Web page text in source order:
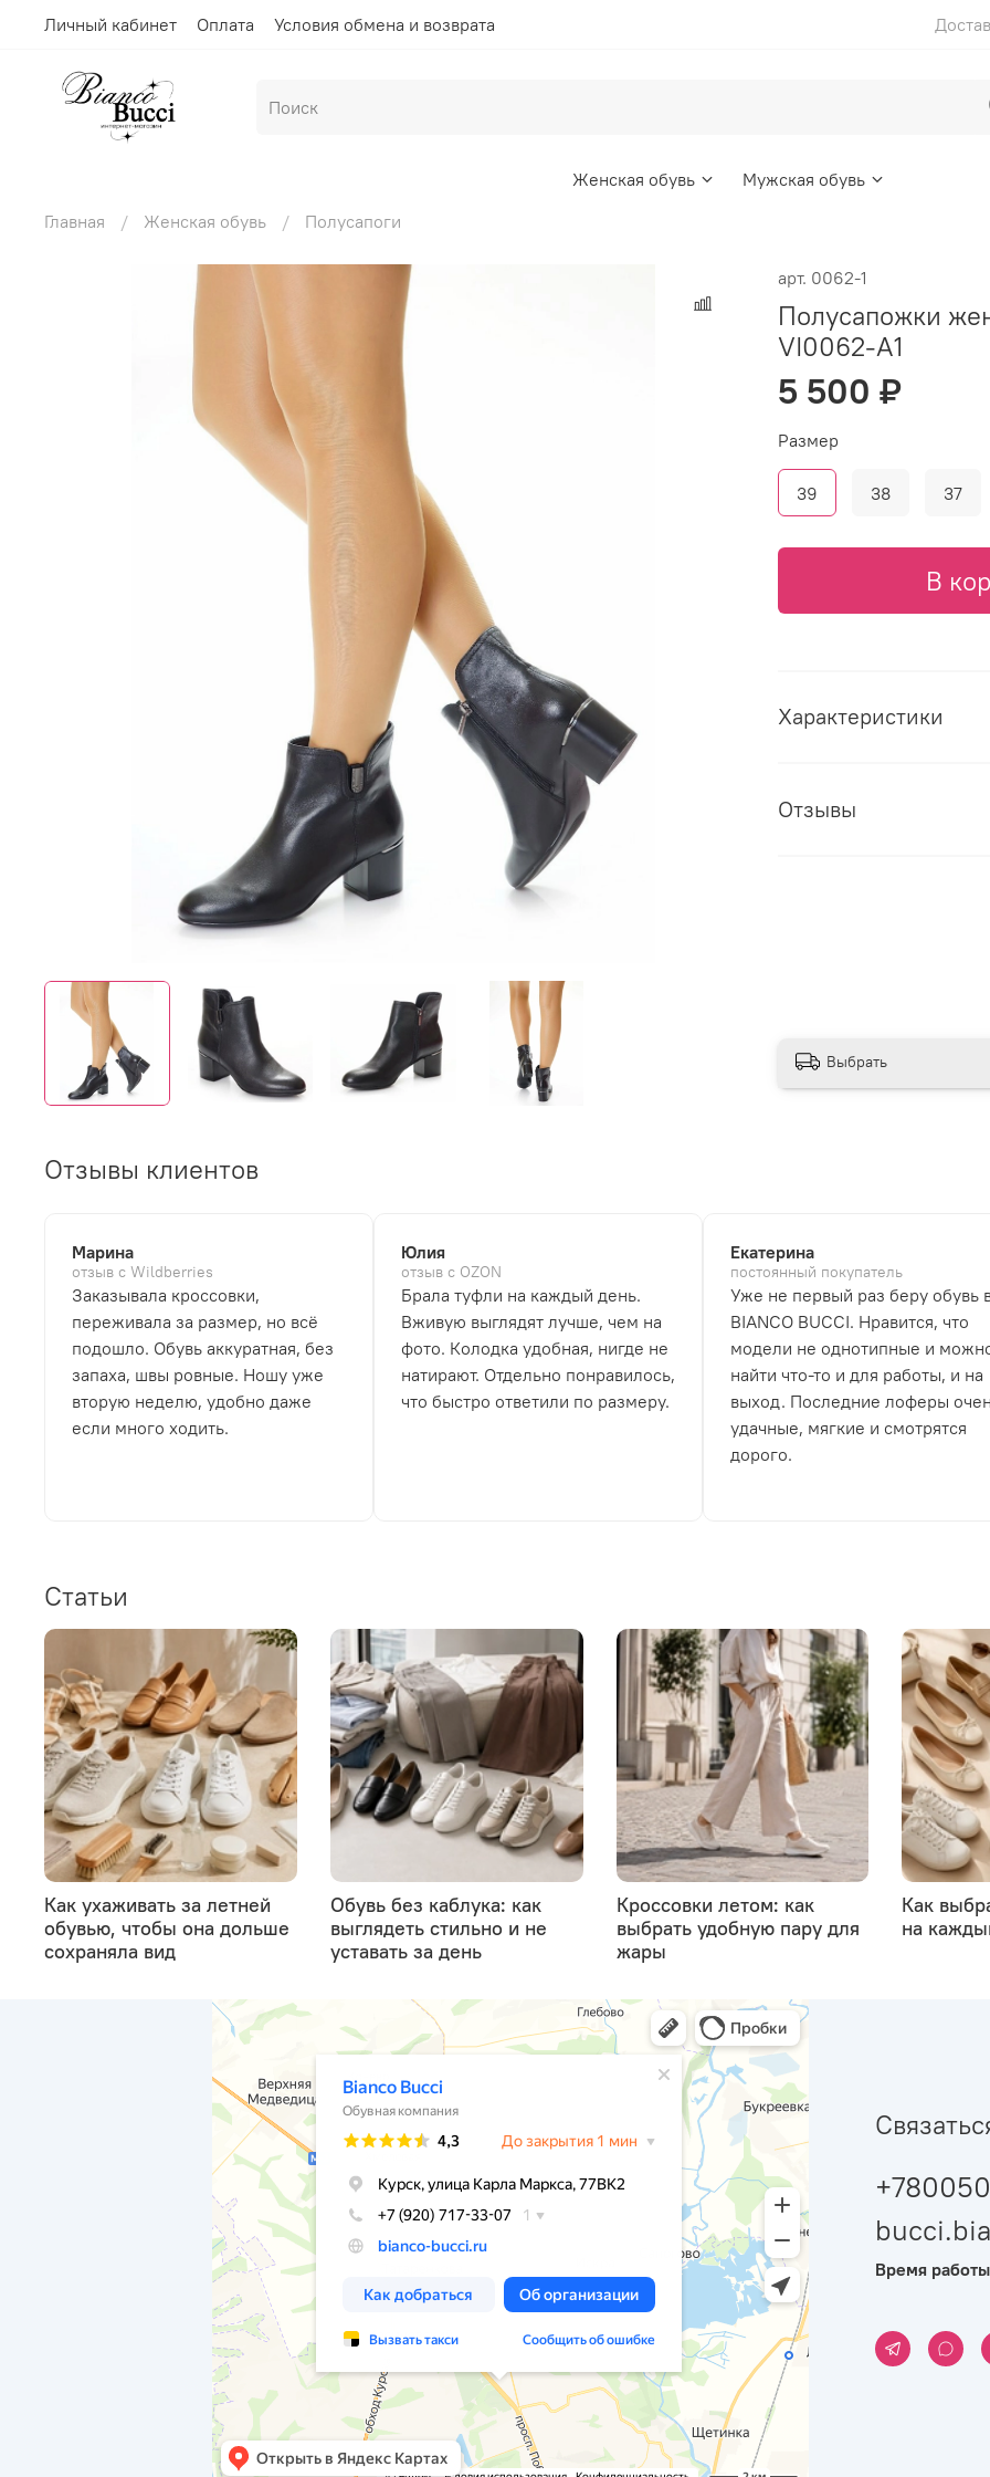
Личный кабинет Оплата Условия обмена и возврата
Женская обувь
Мужская обувь
Главная
Женская обувь Полусапоги
арт. 0062-1
Полусапожки
VI0062-A1
5 500 ₽
В
Размер
39 38 37
Характеристики
Отзывы
Выбрать
Отзывы клиентов
Марина
отзыв с Wildberries
Заказывала кроссовки,
переживала за размер, но всё
подошло. Обувь аккуратная, без
запаха, швы ровные. Ношу уже
вторую неделю, удобно даже
если много ходить.
Юлия
отзыв с OZON
Брала туфли на каждый день.
Вживую выглядят лучше, чем на
фото. Колодка удобная, нигде не
натирают. Отдельно понравилось,
что быстро ответили по размеру.
Екатерина
постоянный покупатель
Уже не первый раз беру обувь
BIANCO BUCCI. Нравится, что
модели не однотипные и
найти что-то и для работы, и на
выход. Последние лоферы
удачные, мягкие и смотрятся
дорого.
Статьи
Как ухаживать за летней
обувью, чтобы она дольше
сохраняла вид
Обувь без каблука: как
выглядеть стильно и не
уставать за день
Кроссовки летом: как
выбрать удобную пару для
жары
Как
на
Время